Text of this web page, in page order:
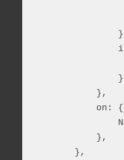
            },
            on: {
            },
        },